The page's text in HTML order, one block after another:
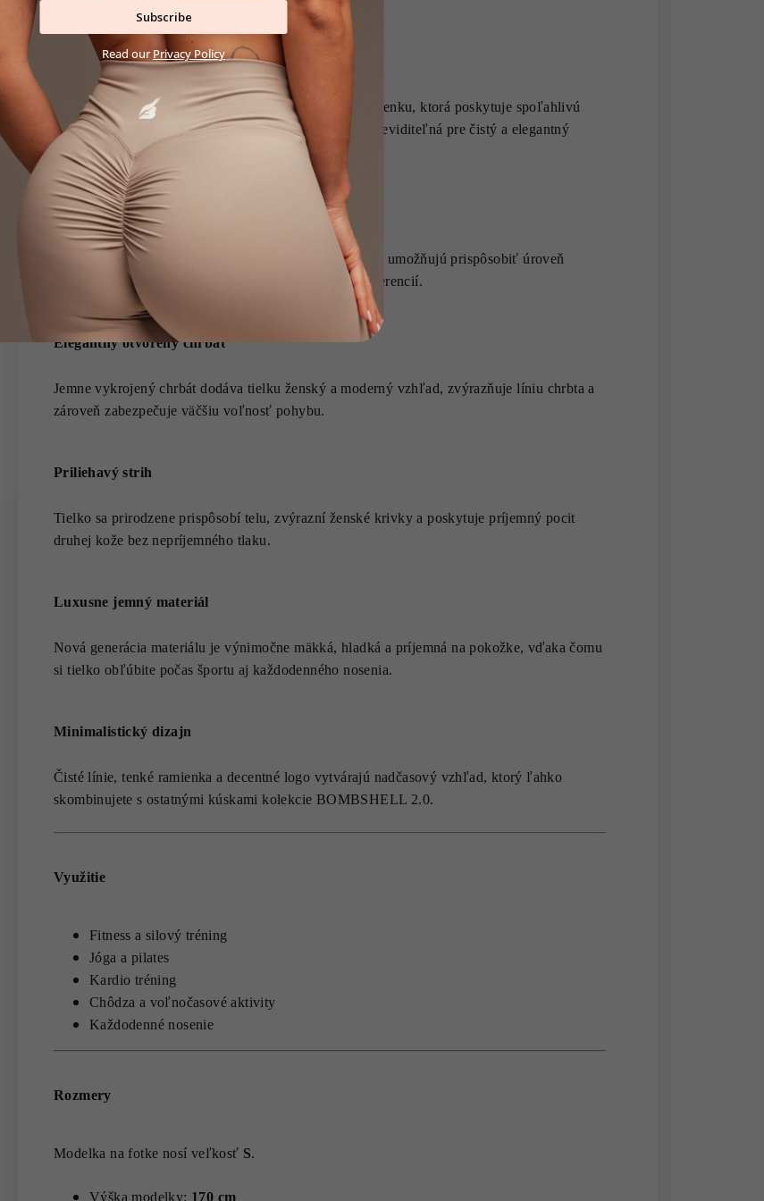
Integrovaná športová podprsenka
Tielko obsahuje diskrétne zabudovanú športovú podprsenku, ktorá poskytuje spoľahlivú
oporu počas pohybu a zároveň zostáva zvonku úplne neviditeľná pre čistý a elegantný
vzhľad.
Vyberateľné vypchávky
Súčasťou podprsenky sú vyberateľné vypchávky, ktoré umožňujú prispôsobiť úroveň
komfortu aj výsledný vzhľad presne podľa vašich preferencií.
Elegantný otvorený chrbát
Jemne vykrojený chrbát dodáva tielku ženský a moderný vzhľad, zvýrazňuje líniu chrbta a
zároveň zabezpečuje väčšiu voľnosť pohybu.
Priliehavý strih
Tielko sa prirodzene prispôsobí telu, zvýrazní ženské krivky a poskytuje príjemný pocit
druhej kože bez nepríjemného tlaku.
Luxusne jemný materiál
Nová generácia materiálu je výnimočne mäkká, hladká a príjemná na pokožke, vďaka čomu
si tielko obľúbite počas športu aj každodenného nosenia.
Minimalistický dizajn
Čisté línie, tenké ramienka a decentné logo vytvárajú nadčasový vzhľad, ktorý ľahko
skombinujete s ostatnými kúskami kolekcie BOMBSHELL 2.0.
Využitie
Fitness a silový tréning
Jóga a pilates
Kardio tréning
Chôdza a voľnočasové aktivity
Každodenné nosenie
Rozmery
Modelka na fotke nosí veľkosť S.
Výška modelky: 170 cm
Subscribe
Read ourPrivacy Policy